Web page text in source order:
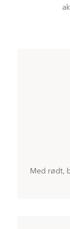
Med rødt,